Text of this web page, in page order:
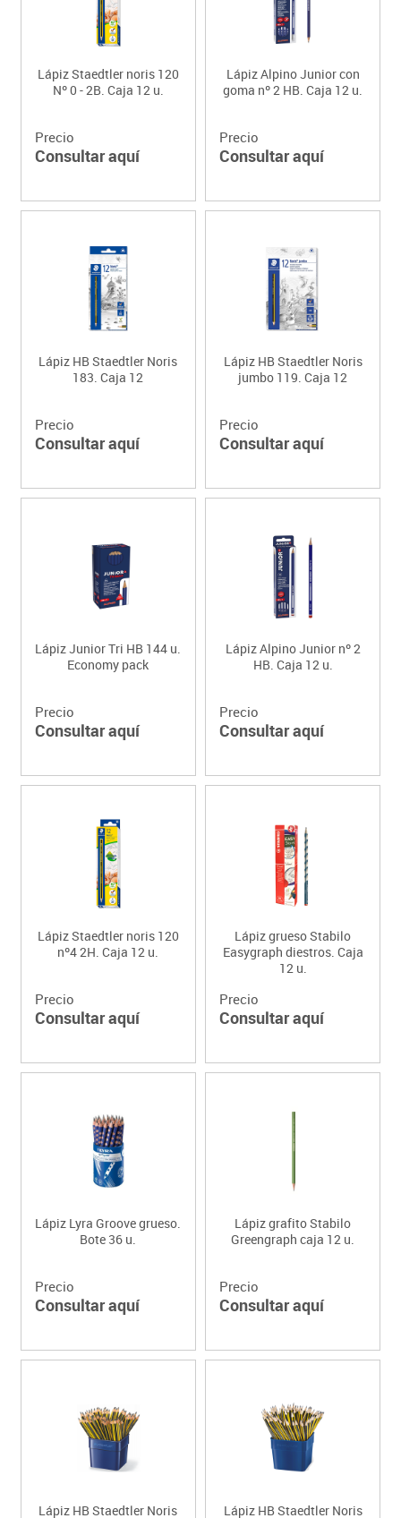
Lápiz Staedtler noris 120
Nº 0 - 2B. Caja 12 u.
Precio
Consultar aquí
Lápiz Alpino Junior con
goma nº 2 HB. Caja 12 u.
Precio
Consultar aquí
Lápiz HB Staedtler Noris
183. Caja 12
Precio
Consultar aquí
Lápiz HB Staedtler Noris
jumbo 119. Caja 12
Precio
Consultar aquí
Lápiz Junior Tri HB 144 u.
Economy pack
Precio
Consultar aquí
Lápiz Alpino Junior nº 2
HB. Caja 12 u.
Precio
Consultar aquí
Lápiz Staedtler noris 120
nº4 2H. Caja 12 u.
Precio
Consultar aquí
Lápiz grueso Stabilo
Easygraph diestros. Caja
12 u.
Precio
Consultar aquí
Lápiz Lyra Groove grueso.
Bote 36 u.
Precio
Consultar aquí
Lápiz grafito Stabilo
Greengraph caja 12 u.
Precio
Consultar aquí
Lápiz HB Staedtler Noris Lápiz HB Staedtler Noris